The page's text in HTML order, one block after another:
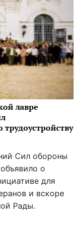
лавре
Сил обороны
о
для
и вскоре
Рады.